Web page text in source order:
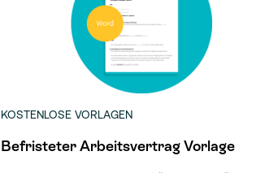
KOSTENLOSE VORLAGEN
Befristeter Arbeitsvertrag Vorlage